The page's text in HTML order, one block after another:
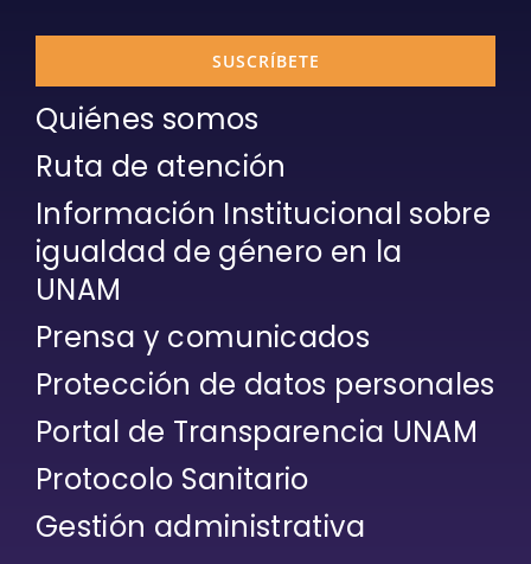
SUSCRÍBETE
Quiénes somos
Ruta de atención
Información Institucional sobre
igualdad de género en la
UNAM
Prensa y comunicados
Protección de datos personales
Portal de Transparencia UNAM
Protocolo Sanitario
Gestión administrativa